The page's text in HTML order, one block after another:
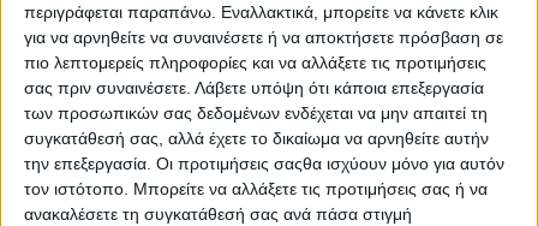
περιγράφεται παραπάνω. Εναλλακτικά, μπορείτε να κάνετε κλικ
για να αρνηθείτε να συναινέσετε ή να αποκτήσετε πρόσβαση σε
πιο λεπτομερείς πληροφορίες και να αλλάξετε τις προτιμήσεις
σας πριν συναινέσετε. Λάβετε υπόψη ότι κάποια επεξεργασία
των προσωπικών σας δεδομένων ενδέχεται να μην απαιτεί τη
συγκατάθεσή σας, αλλά έχετε το δικαίωμα να αρνηθείτε αυτήν
την επεξεργασία. Οι προτιμήσεις σαςθα ισχύουν μόνο για αυτόν
τον ιστότοπο. Μπορείτε να αλλάξετε τις προτιμήσεις σας ή να
ανακαλέσετε τη συγκατάθεσή σας ανά πάσα στιγμή
None feed